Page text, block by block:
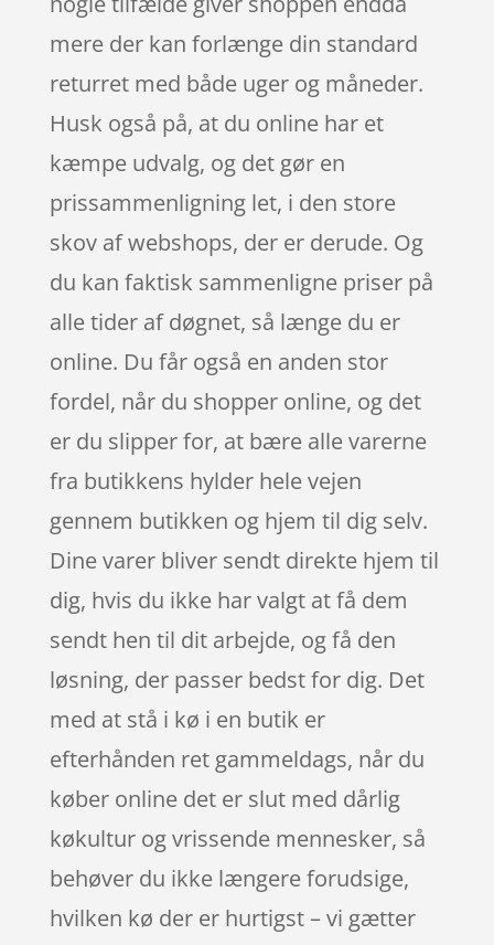
mere der kan forlænge din standard
returret med både uger og måneder.
Husk også på, at du online har et
kæmpe udvalg, og det gør en
prissammenligning let, i den store
skov af webshops, der er derude. Og
du kan faktisk sammenligne priser på
alle tider af døgnet, så længe du er
online. Du får også en anden stor
fordel, når du shopper online, og det
er du slipper for, at bære alle varerne
fra butikkens hylder hele vejen
gennem butikken og hjem til dig selv.
Dine varer bliver sendt direkte hjem til
dig, hvis du ikke har valgt at få dem
sendt hen til dit arbejde, og få den
løsning, der passer bedst for dig. Det
med at stå i kø i en butik er
efterhånden ret gammeldags, når du
køber online det er slut med dårlig
køkultur og vrissende mennesker, så
behøver du ikke længere forudsige,
hvilken kø der er hurtigst – vi gætter